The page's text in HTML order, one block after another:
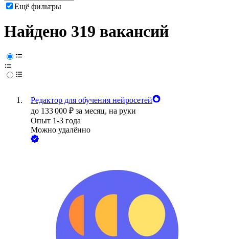
Ещё фильтры
Найдено 319 вакансий
Редактор для обучения нейросетей
до 133 000 ₽ за месяц, на руки
Опыт 1-3 года
Можно удалённо